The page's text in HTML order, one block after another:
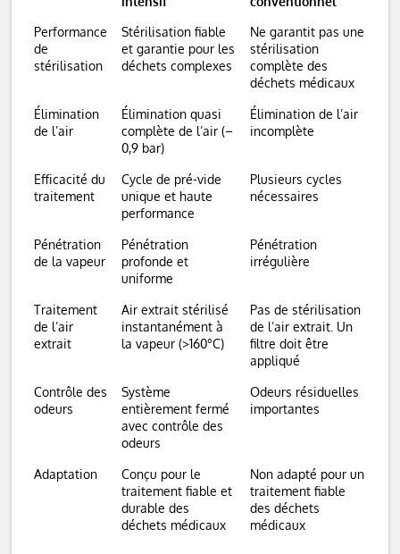
Performance
de
stérilisation
Stérilisation fiable
et garantie pour les
déchets complexes
Ne garantit pas une
stérilisation
complète des
déchets médicaux
Élimination
de l’air
Élimination quasi
complète de l’air (–
0,9 bar)
Élimination de l’air
incomplète
Efficacité du
traitement
Cycle de pré-vide
unique et haute
performance
Plusieurs cycles
nécessaires
Pénétration
de la vapeur
Pénétration
profonde et
uniforme
Pénétration
irrégulière
Traitement
de l’air
extrait
Air extrait stérilisé
instantanément à
la vapeur (>160°C)
Pas de stérilisation
de l’air extrait. Un
filtre doit être
appliqué
Contrôle des
odeurs
Système
entièrement fermé
avec contrôle des
odeurs
Odeurs résiduelles
importantes
Adaptation
Conçu pour le
traitement fiable et
durable des
déchets médicaux
Non adapté pour un
traitement fiable
des déchets
médicaux